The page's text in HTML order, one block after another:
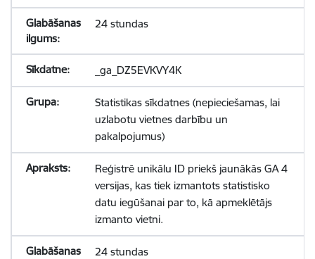
24 stundas
_ga_DZ5EVKVY4K
Statistikas sīkdatnes (nepieciešamas, lai
uzlabotu vietnes darbību un
pakalpojumus)
Reģistrē unikālu ID priekš jaunākās GA 4
versijas, kas tiek izmantots statistisko
datu iegūšanai par to, kā apmeklētājs
izmanto vietni.
24 stundas